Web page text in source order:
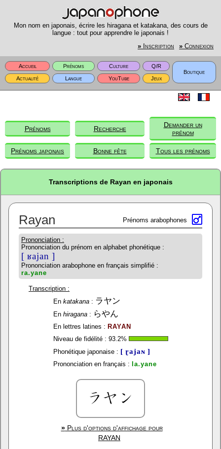
Mon nom en japonais, écrire les hiragana et katakana, des cours de
langue : tout pour apprendre le japonais !
» Inscription » Connexion
Accueil Prénoms Culture
Q/R
Boutique
Actualité
Langue YouTube Jeux
Prénoms Recherche
Demander un
prénom
Prénoms japonais Bonne fête Tous les prénoms
Transcriptions de Rayan en japonais
Rayan Prénoms arabophones
Prononciation :
Prononciation du prénom en alphabet phonétique :
[ ʁajan ]
Prononciation arabophone en français simplifié :
ra.yane
Transcription :
En katakana: ラヤン
En hiragana: らやん
En lettres latines : RAYAN
Niveau de fidélité : 93.2%
Phonétique japonaise : [ ɽajaɴ ]
Prononciation en français : la.yane
»Plus d'options d'affichage pour
RAYAN